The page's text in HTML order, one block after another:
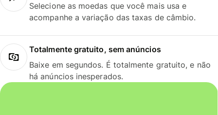
Selecione as moedas que você mais usa e
acompanhe a variação das taxas de câmbio.
Totalmente gratuito, sem anúncios
Baixe em segundos. É totalmente gratuito, e não
há anúncios inesperados.